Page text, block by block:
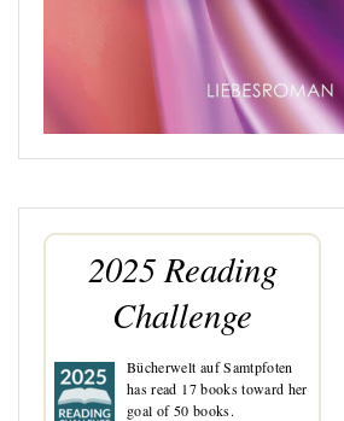
2025 Reading
Challenge
Bücherwelt auf Samtpfoten
has read 17 books toward her
goal of 50 books.